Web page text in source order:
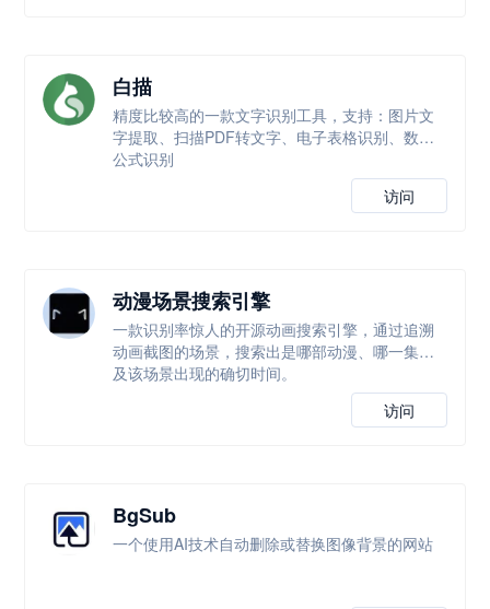
白描
精度比较高的一款文字识别工具，支持：图片文
字提取、扫描PDF转文字、电子表格识别、数学
公式识别
访问
动漫场景搜索引擎
一款识别率惊人的开源动画搜索引擎，通过追溯
动画截图的场景，搜索出是哪部动漫、哪一集以
及该场景出现的确切时间。
访问
BgSub
一个使用AI技术自动删除或替换图像背景的网站